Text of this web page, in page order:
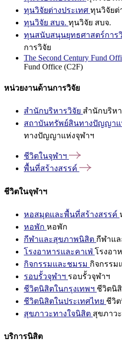
ทุนวิจัยต่างประเทศ ทุนวิจัยต่
ทุนวิจัย สบจ. ทุนวิจัย สบจ.
ทุนสนับสนุนยุทธศาสตร์การ
การวิจัย
The Second Century Fund
Fund Office (C2F)
หน่วยงานด้านการวิจัย
สำนักบริหารวิจัย สำนักบริห
สถาบันทรัพย์สินทางปัญญาแ
ทางปัญญาแห่งจุฬาฯ
ชีวิตในจุฬาฯ
พื้นที่สร้างสรรค์
ชีวิตในจุฬาฯ
หอสมุดและพื้นที่สร้างสรรค์
หอพัก หอพัก
กีฬาและสุขภาพนิสิต กีฬาแ
โรงอาหารและคาเฟ่ โรงอา
กิจกรรมและชมรม กิจกรรม
รอบรั้วจุฬาฯ รอบรั้วจุฬาฯ
ชีวิตนิสิตในกรุงเทพฯ ชีวิตนิ
ชีวิตนิสิตในประเทศไทย ชีวิ
สุขภาวะทางใจนิสิต สุขภาว
บริการนิสิต